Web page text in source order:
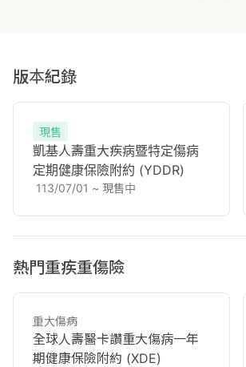
版本紀錄
現售
凱基人壽重大疾病暨特定傷病
定期健康保險附約 (YDDR)
113/07/01 ~ 現售中
熱門重疾重傷險
重大傷病
全球人壽醫卡讚重大傷病一年
期健康保險附約 (XDE)